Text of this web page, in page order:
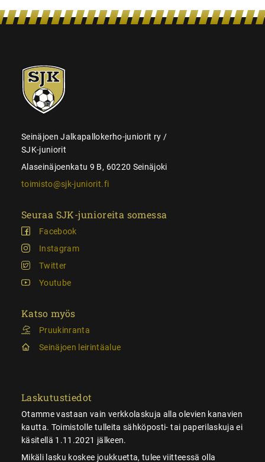
SJK-
juniorit
Seinäjoen Jalkapallokerho-juniorit ry /
SJK-juniorit
Alaseinäjoenkatu 9 B, 60220 Seinäjoki
toimisto@sjk-juniorit.fi
Seuraa SJK-junioreita somessa
Facebook
Instagram
Twitter
Youtube
Katso myös
Pruukinranta
Seinäjoen leirintäalue
Laskutustiedot
Otamme vastaan vain verkkolaskuja alla olevien kanavien
kautta. Toimistolle tulleita sähköposti- tai paperilaskuja ei
käsitellä 1.11.2021 jälkeen.
Mikäli lasku koskee joukkuetta, tulee viitteessä olla